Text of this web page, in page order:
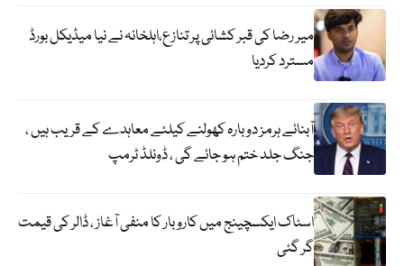
میر رضا کی قبر کشائی پر تنازع،اہلخانہ نے نیا میڈیکل بورڈ
مسترد کردیا
آبنائے ہرمز دوبارہ کھولنے کیلئے معاہدے کے قریب ہیں ،
جنگ جلد ختم ہو جائے گی ، ڈونلڈ ٹرمپ
اسٹاک ایکسچینج میں کاروبار کا منفی آغاز ، ڈالر کی قیمت
گر گئی